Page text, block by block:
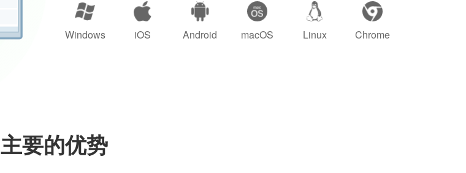
Windows iOS Android macOS Linux Chrome
主要的优势